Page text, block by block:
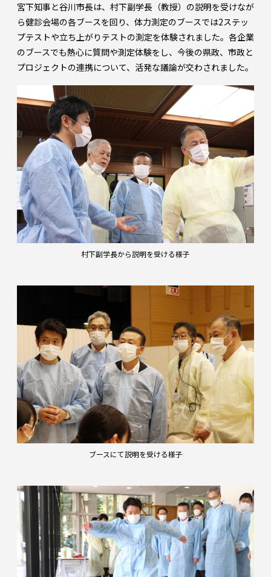
宮下知事と谷川市長は、村下副学長（教授）の説明を受けなが
ら健診会場の各ブースを回り、体力測定のブースでは2ステッ
プテストや立ち上がりテストの測定を体験されました。各企業
のブースでも熱心に質問や測定体験をし、今後の県政、市政と
プロジェクトの連携について、活発な議論が交わされました。
村下副学長から説明を受ける様子
ブースにて説明を受ける様子